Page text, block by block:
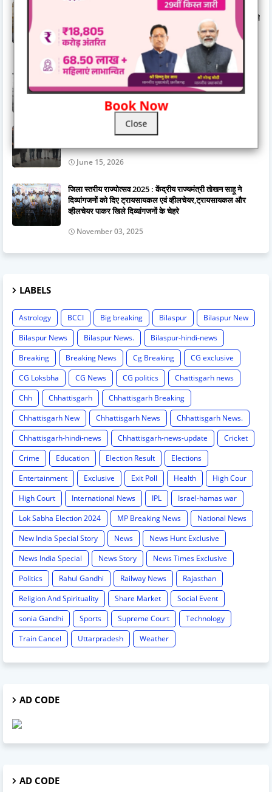
Book Now
Close
विश्व विख्यात कथावाचक जया किशोरी का मायरो कथा एवं भजन 9
जनवरी से शहर में, प्रेम सेवा परिवार का आयोजन,मिनोचा कॉलोनी में 9 से
11 जनवरी तक, आयोजित नानी बाई का मायरो
January 03, 2026
घर खरीदने वाले के लिए महत्वपूर्ण जानकारी.......रेरा ने किया अलर्ट
November 03, 2025
गुरुद्वारा दयालबंद बिलासपुर में गुरु अर्जन देव जी के शहीदी दिवस की
June 15, 2026
जिला स्तरीय राज्योत्सव 2025 : केंद्रीय राज्यमंत्री तोखन साहू ने
दिव्यांगजनों को दिए ट्रायसायकल एवं व्हीलचेयर,ट्रायसायकल और
व्हीलचेयर पाकर खिले दिव्यांगजनों के चेहरे
November 03, 2025
LABELS
Astrology BCCI Big breaking Bilaspur
Bilaspur New
Bilaspur News
Bilaspur News.
Bilaspur-hindi-news
Breaking
Breaking News Cg Breaking
CG exclusive
CG Loksbha
CG News CG politics
Chattisgarh news
Chh
Chhattisgarh
Chhattisgarh Breaking
Chhattisgarh New
Chhattisgarh News
Chhattisgarh News.
Chhattisgarh-hindi-news
Chhattisgarh-news-update
Cricket
Crime
Education Election Result
Elections
Entertainment
Exclusive Exit Poll Health
High Cour
High Court
International News IPL
Israel-hamas war
Lok Sabha Election 2024
MP Breaking News
National News
New India Special Story
News
News Hunt Exclusive
News India Special
News Story
News Times Exclusive
Politics
Rahul Gandhi Railway News
Rajasthan
Religion And Spirituality
Share Market
Social Event
sonia Gandhi
Sports Supreme Court
Technology
Train Cancel
Uttarpradesh Weather
AD CODE
AD CODE